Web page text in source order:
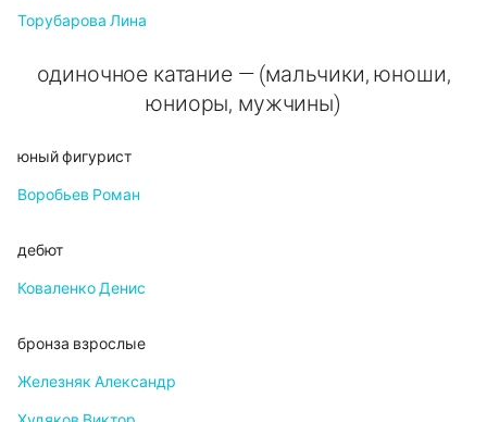
Торубарова Лина
одиночное катание — (мальчики, юноши,
юниоры, мужчины)
юный фигурист
Воробьев Роман
дебют
Коваленко Денис
бронза взрослые
Железняк Александр